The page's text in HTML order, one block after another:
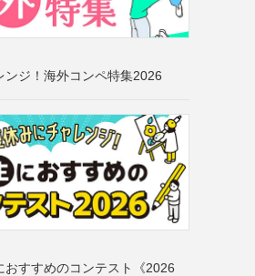
ンジ！海外コンペ特集2026
おすすめのコンテスト《2026